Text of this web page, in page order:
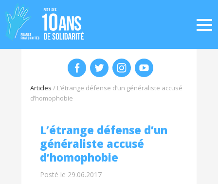
Articles / L’étrange défense d’un généraliste accusé
d’homophobie
L’étrange défense d’un
généraliste accusé
d’homophobie
Posté le 29.06.2017